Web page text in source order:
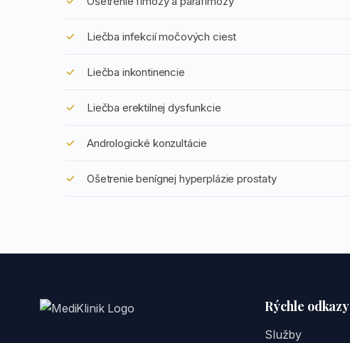
Liečba infekcií močových ciest
Liečba inkontinencie
Liečba erektilnej dysfunkcie
Andrologické konzultácie
Ošetrenie benígnej hyperplázie prostaty
Rýchle odkazy
Služby